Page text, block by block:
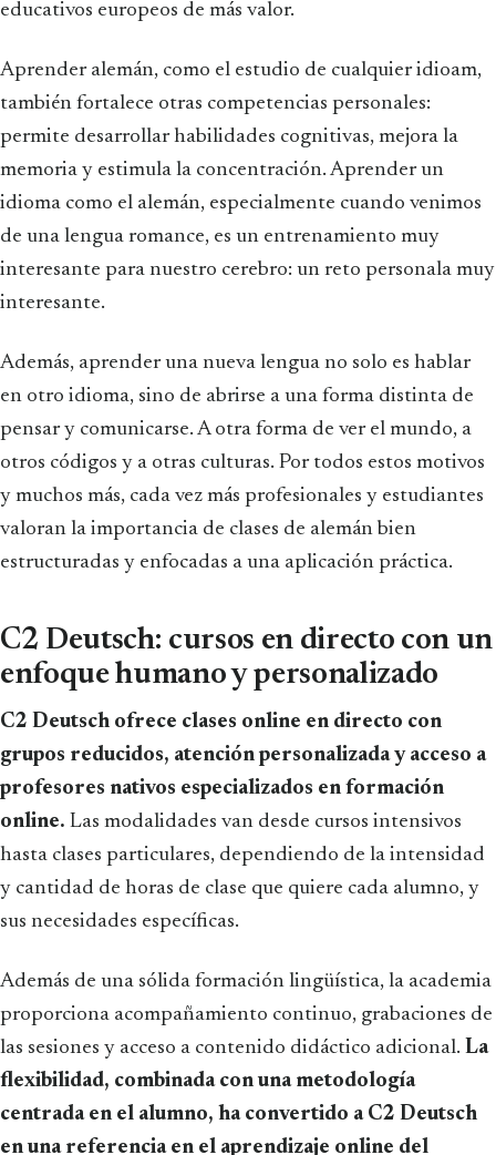
educativos europeos de más valor.
Aprender alemán, como el estudio de cualquier idioam,
también fortalece otras competencias personales:
permite desarrollar habilidades cognitivas, mejora la
memoria y estimula la concentración. Aprender un
idioma como el alemán, especialmente cuando venimos
de una lengua romance, es un entrenamiento muy
interesante para nuestro cerebro: un reto personala muy
interesante.
Además, aprender una nueva lengua no solo es hablar
en otro idioma, sino de abrirse a una forma distinta de
pensar y comunicarse. A otra forma de ver el mundo, a
otros códigos y a otras culturas. Por todos estos motivos
y muchos más, cada vez más profesionales y estudiantes
valoran la importancia de clases de alemán bien
estructuradas y enfocadas a una aplicación práctica.
C2 Deutsch: cursos en directo con un
enfoque humano y personalizado
C2 Deutsch ofrece clases online en directo con
grupos reducidos, atención personalizada y acceso a
profesores nativos especializados en formación
online. Las modalidades van desde cursos intensivos
hasta clases particulares, dependiendo de la intensidad
y cantidad de horas de clase que quiere cada alumno, y
sus necesidades específicas.
Además de una sólida formación lingüística, la academia
proporciona acompañamiento continuo, grabaciones de
las sesiones y acceso a contenido didáctico adicional. La
flexibilidad, combinada con una metodología
centrada en el alumno, ha convertido a C2 Deutsch
en una referencia en el aprendizaje online del